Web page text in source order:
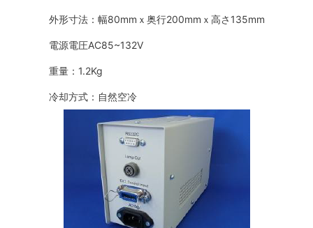
外形寸法：幅80mmｘ奥行200mmｘ高さ135mm
電源電圧AC85~132V
重量：1.2Kg
冷却方式：自然空冷